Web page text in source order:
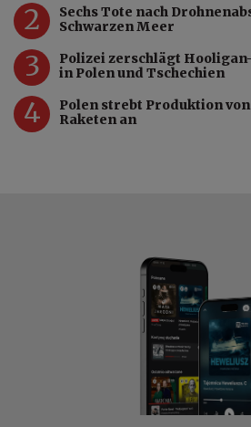
2
Sechs Tote nach
Schwarzen Meer
3
Polizei zerschlägt
in Polen und Tschechien
4
Polen strebt Produktion
Raketen an